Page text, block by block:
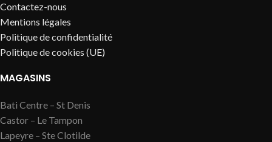
Contactez-nous
Mentions légales
Politique de confidentialité
Politique de cookies (UE)
MAGASINS
Bati Centre – St Denis
Castor – Le Tampon
Lapeyre – Ste Clotilde